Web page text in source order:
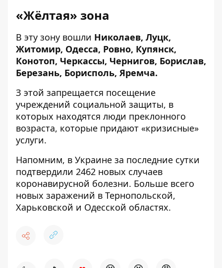
«Жёлтая» зона
В эту зону вошли Николаев, Луцк,
Житомир, Одесса, Ровно, Купянск,
Конотоп, Черкассы, Чернигов, Борислав,
Березань, Борисполь, Яремча.
З этой запрещается посещение
учреждений социальной защиты, в
которых находятся люди преклонного
возраста, которые придают «кризисные»
услуги.
Напомним, в Украине за последние сутки
подтвердили 2462 новых случаев
коронавирусной болезни. Больше всего
новых заражений в Тернопольской,
Харьковской и Одесской областях.